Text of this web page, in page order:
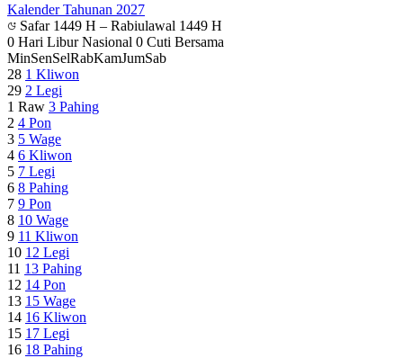
Kalender Tahunan 2027
Safar 1449 H – Rabiulawal 1449 H
0 Hari Libur Nasional 0 Cuti Bersama
MinSenSelRabKamJumSab
28 1 Kliwon
29 2 Legi
1 Raw 3 Pahing
2 4 Pon
3 5 Wage
4 6 Kliwon
5 7 Legi
6 8 Pahing
7 9 Pon
8 10 Wage
9 11 Kliwon
10 12 Legi
11 13 Pahing
12 14 Pon
13 15 Wage
14 16 Kliwon
15 17 Legi
16 18 Pahing